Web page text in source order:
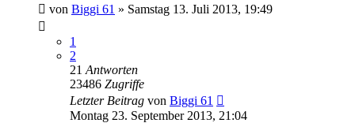
von Biggi 61 » Samstag 13. Juli 2013, 19:49
1
2
21 Antworten
23486 Zugriffe
Letzter Beitrag von Biggi 61
Montag 23. September 2013, 21:04